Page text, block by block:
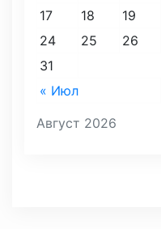
Август 2026
« Июл
17
18 19
24
25 26
31